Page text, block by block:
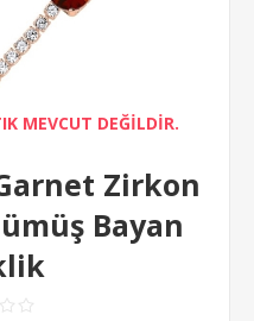
MEVCUT DEĞİLDİR.
Zirkon
Bayan